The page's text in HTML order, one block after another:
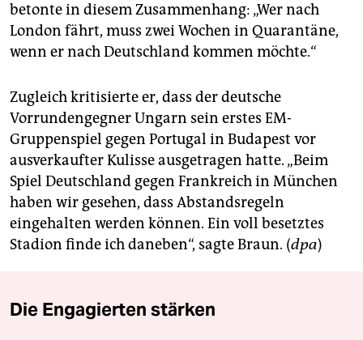
betonte in diesem Zusammenhang: „Wer nach
London fährt, muss zwei Wochen in Quarantäne,
wenn er nach Deutschland kommen möchte.“
Zugleich kritisierte er, dass der deutsche
Vorrundengegner Ungarn sein erstes EM-
Gruppenspiel gegen Portugal in Budapest vor
ausverkaufter Kulisse ausgetragen hatte. „Beim
Spiel Deutschland gegen Frankreich in München
haben wir gesehen, dass Abstandsregeln
eingehalten werden können. Ein voll besetztes
Stadion finde ich daneben“, sagte Braun. (dpa)
Die Engagierten stärken